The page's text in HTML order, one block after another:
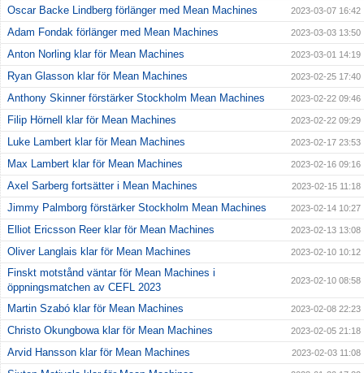
Oscar Backe Lindberg förlänger med Mean Machines 2023-03-07 16:42
Adam Fondak förlänger med Mean Machines 2023-03-03 13:50
Anton Norling klar för Mean Machines 2023-03-01 14:19
Ryan Glasson klar för Mean Machines 2023-02-25 17:40
Anthony Skinner förstärker Stockholm Mean Machines 2023-02-22 09:46
Filip Hörnell klar för Mean Machines 2023-02-22 09:29
Luke Lambert klar för Mean Machines 2023-02-17 23:53
Max Lambert klar för Mean Machines 2023-02-16 09:16
Axel Sarberg fortsätter i Mean Machines 2023-02-15 11:18
Jimmy Palmborg förstärker Stockholm Mean Machines 2023-02-14 10:27
Elliot Ericsson Reer klar för Mean Machines 2023-02-13 13:08
Oliver Langlais klar för Mean Machines 2023-02-10 10:12
Finskt motstånd väntar för Mean Machines i
öppningsmatchen av CEFL 2023
2023-02-10 08:58
Martin Szabó klar för Mean Machines 2023-02-08 22:23
Christo Okungbowa klar för Mean Machines 2023-02-05 21:18
Arvid Hansson klar för Mean Machines 2023-02-03 11:08